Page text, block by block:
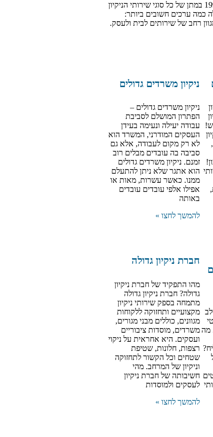
מעוז חברת ניקיון גאה להציג ללקוחותיה ניסיון מאז שנת 1997 במתן של כל סוגי שירותי הניקיון
כמה ערכים חשובים ביותר:
רחב של שירותים לבית ולעסק.
ניקיון משרדים גדולים
ניקיון משרדים גדולים –
הפתרון המושלם לסביבת
עבודה יעילה ונעימה בעידן
העסקים המודרני, המשרד הוא
לא רק מקום לעבודה, אלא גם
סביבה בה עובדים מבלים רוב
זמנם. ניקיון משרדים גדולים
הוא אתגר שלא ניתן להתעלם
ממנו. כאשר עשרות, מאות או
אפילו אלפי עובדים עובדים
באותה
להמשך לחצו »
מה
חברת ניקיון גדולה
מהו התפקיד של חברת ניקיון
גדולה? חברת ניקיון גדולה
מתמחה בספק שירותי ניקיון
מקצועיים ותחזוקה ללקוחות
מגוונים, כוללים מבני מגורים,
משרדים, מוסדות ציבוריים
ועסקים. היא אחראית על ניקוי
רצפות, חלונות, שטיפת
שטחים וכל הקשור לתחזוקה
וניקיון של המרחב. מהי
חשיבותה של חברת ניקיון
לעסקים ולמוסדות
להמשך לחצו »